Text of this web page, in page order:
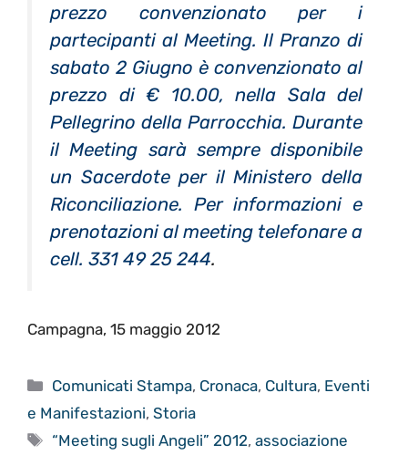
prezzo convenzionato per i
partecipanti al Meeting. Il Pranzo di
sabato 2 Giugno è convenzionato al
prezzo di € 10.00, nella Sala del
Pellegrino della Parrocchia. Durante
il Meeting sarà sempre disponibile
un Sacerdote per il Ministero della
Riconciliazione. Per informazioni e
prenotazioni al meeting telefonare a
cell. 331 49 25 244.
Campagna, 15 maggio 2012
Categorie
Comunicati Stampa, Cronaca, Cultura, Eventi
e Manifestazioni, Storia
Tag
“Meeting sugli Angeli” 2012,associazione